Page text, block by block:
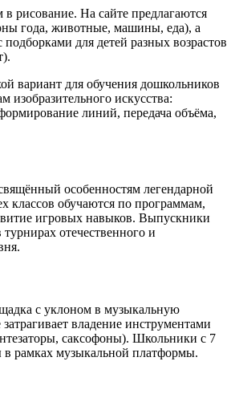
рисование. На сайте предлагаются
года, животные, машины, еда), а
подборками для детей разных возрастов
вариант для обучения дошкольников
изобразительного искусства:
линий, передача объёма,
особенностям легендарной
классов обучаются по программам,
игровых навыков. Выпускники
отечественного и
с уклоном в музыкальную
владение инструментами
саксофоны). Школьники с 7
рамках музыкальной платформы.